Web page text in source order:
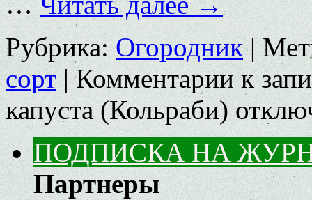
Рубрика: Огородник |
сорт | Комментариик
капуста (Кольраби)
ПОДПИСКА НА
Партнеры